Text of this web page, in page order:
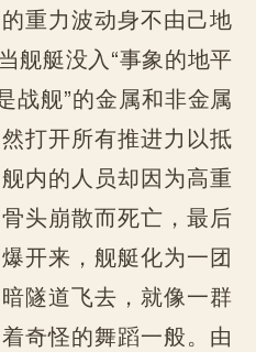
重力波动身不由己地
舰艇没入“事象的地平
战舰”的金属和非金属
打开所有推进力以抵
内的人员却因为高重
头崩散而死亡，最后
开来，舰艇化为一团
隧道飞去，就像一群
奇怪的舞蹈一般。由